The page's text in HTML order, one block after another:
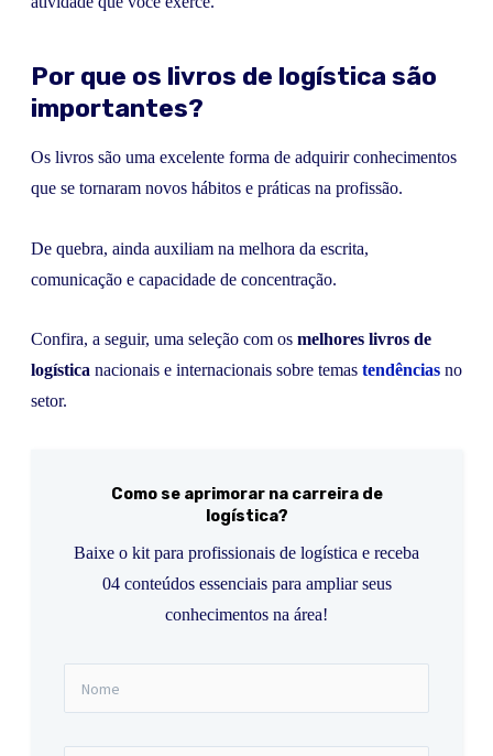
Por que os livros de logística são
importantes?
Os livros são uma excelente forma de adquirir conhecimentos
que se tornaram novos hábitos e práticas na profissão.
De quebra, ainda auxiliam na melhora da escrita,
comunicação e capacidade de concentração.
Confira, a seguir, uma seleção com os melhores livros de
logística nacionais e internacionais sobre temas tendências no
setor.
Como se aprimorar na carreira de
logística?
Baixe o kit para profissionais de logística e receba
04 conteúdos essenciais para ampliar seus
conhecimentos na área!